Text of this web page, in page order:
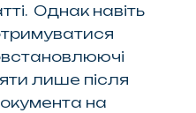
Однак навіть
лише після
на